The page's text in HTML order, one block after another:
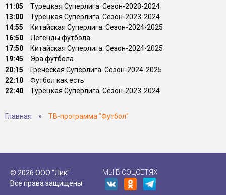
11:05
Турецкая Суперлига. Сезон-2023-2024
13:00
Турецкая Суперлига. Сезон-2023-2024
14:55
Китайская Суперлига. Сезон-2024-2025
16:50
Легенды футбола
17:50
Китайская Суперлига. Сезон-2024-2025
19:45
Эра футбола
20:15
Греческая Суперлига. Сезон-2024-2025
22:10
Футбол как есть
22:40
Турецкая Суперлига. Сезон-2023-2024
Главная » ТВ-программа "Футбол"
© 2026 ООО "Лик"
Все права защищены
МЫ В СОЦСЕТЯХ